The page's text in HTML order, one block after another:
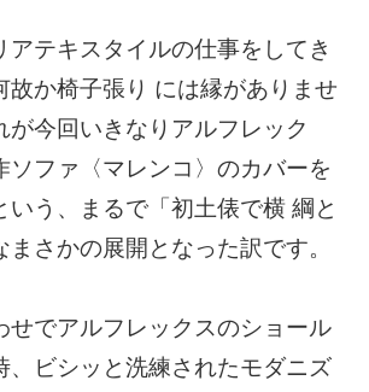
アテキスタイルの仕事をしてき
故か椅子張り には縁がありませ
が今回いきなりアルフレック
ソファ〈マレンコ〉のカバーを
いう、まるで「初土俵で横 綱と
さかの展開となった訳です。
せでアルフレックスのショール
、ビシッと洗練されたモダニズ